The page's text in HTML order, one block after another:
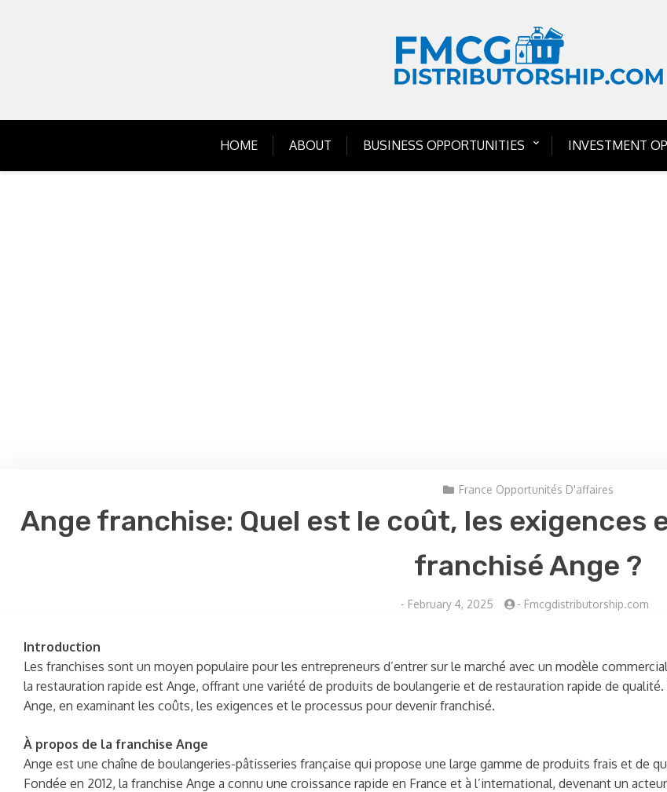
HOME ABOUT BUSINESS OPPORTUNITIES INVESTMENT
France Opportunités D'affaires
Ange franchise: Quel est le coût, les exigences
franchisé Ange ?
- February 4, 2025 - Fmcgdistributorship.com
Introduction
Les franchises sont un moyen populaire pour les entrepreneurs d’entrer sur le marché avec un modèle
la restauration rapide est Ange, offrant une variété de produits de boulangerie et de restauration rapide de
Ange, en examinant les coûts, les exigences et le processus pour devenir franchisé.
À propos de la franchise Ange
Ange est une chaîne de boulangeries-pâtisseries française qui propose une large gamme de produits frais et de
Fondée en 2012, la franchise Ange a connu une croissance rapide en France et à l’international, devenant un